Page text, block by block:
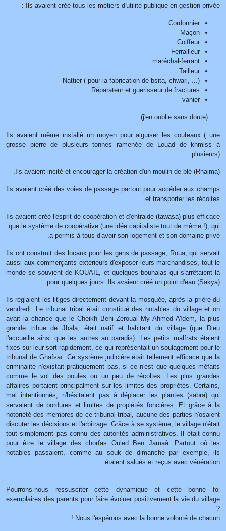
Ils avaient créé tous les métiers d'utilité publique en gestion privée :
Cordonnier
Maçon
Coiffeur
Ferrailleur
maréchal-ferrant
Tailleur
Nattier ( pour la fabrication de bsita, chwari, ...)
Réparateur et guerisseur de fractures
vanier
. ... (j'en oublie sans doute)
Ils avaient même installé un moyen pour aiguiser les couteaux ( une
grosse pierre de plusieurs tonnes ramenée de Louad de khmiss à
plusieurs).
Ils avaient incité et encourager la création d'un moulin de blé (Rhalma).
Ils avaient créé des voies de passage partout pour accéder aux champs
et transporter les récoltes.
Ils avaient créé l'esprit de coopération et d'entraide (tawasa) plus efficace
que le système de coopérative (une idée capitaliste tout de même !), qui
a permis à tous d'avoir son logement et son domaine privé.
Ils ont construit des locaux pour les gens de passage, Roua, qui servait
aussi aux commerçants extérieurs d'exposer leurs marchandises, tout le
monde se souvient de KOUAIL, et quelques bouhalas qui s'arrêtaient là
pour quelques jours. Ils avaient créé un point d'eau (Sakya).
Ils réglaient les litiges directement devant la mosquée, après la prière du
vendredi. Le tribunal tribal était constitué des notables du village et on
avait la chance que le Cheikh Beni Zeroual My Ahmed Aïdem, la plus
grande tribue de Jbala, était natif et habitant du village (que Dieu
l'accueille ainsi que les autres au paradis). Les petits malfrats étaient
fixés sur leur sort rapidement, ce qui représentait un soulagement pour le
tribunal de Ghafsaï. Ce système judicière était tellement efficace que la
criminalité n'existait pratiquement pas, si ce n'est que quelques méfaits
comme le vol des poules ou un peu de récoltes. Les plus grandes
affaiires portaient principalment sur les limites des propriétés. Certains,
mal intentionnés, n'hésitaient pas à déplacer les plantes (sabra) qui
servaient de bordures et limites de propiétés foncières. Et grâce à la
notoriété des membres de ce tribunal tribal, aucune des parties n'osaient
discuter les décisions et l'arbitrage. Grâce à se système, le village n'était
tout simplement pas connu des autorités administratives. Il était connu
pour être le village des chorfas Ouled Ben Jamaâ. Partout où les
notables passaient, comme au souk de dimanche par exemple, ils
étaient salués et reçus avec vénération.
Pourrons-nous ressusciter cette dynamique et cette bonne foi
exemplaires des parents pour faire évoluer positivement la vie du village
?
Nous l'espérons avec la bonne volonté de chacun !